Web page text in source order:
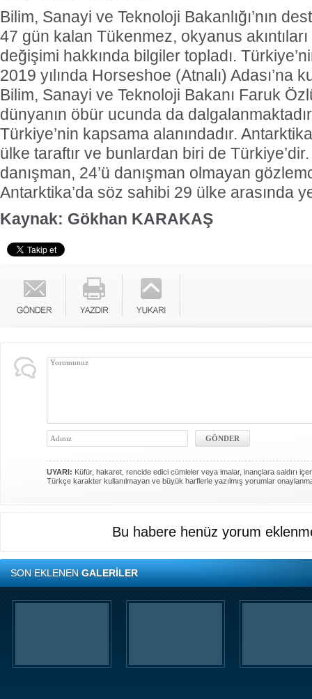
Bilim, Sanayi ve Teknoloji Bakanlığı’nın
47 gün kalan Tükenmez, okyanus akıntıları
değişimi hakkında bilgiler topladı.
2019 yılında Horseshoe (Atnalı) Adası’na
Bilim, Sanayi ve Teknoloji Bakanı Faruk
dünyanın öbür ucunda da
Türkiye’nin kapsama alanındadır.
ülke taraftır ve bunlardan biri de
danışman, 24’ü danışman olmayan
Antarktika’da söz sahibi 29 ülke arasında
Kaynak: Gökhan KARAKAŞ
UYARI: Küfür, hakaret, rencide edici cümleler veya imalar, inançlara saldırı
Türkçe karakter kullanılmayan ve büyük harflerle yazılmış yorumlar
Bu habere henüz yorum
SON EKLENENGALERİLER